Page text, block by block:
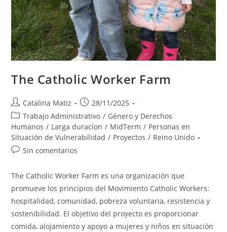
The Catholic Worker Farm
Autor
de
la
entrada:
Catalina Matiz
Publicación
de
la
entrada:
28/11/2025
Categoría
de
la
entrada:
Trabajo Administrativo / Género y Derechos
Humanos / Larga duracíon / MidTerm / Personas en
Situación de Vulnerabilidad / Proyectos / Reino Unido
Comentarios
la
Sin comentarios
The Catholic Worker Farm es una organización que
promueve los principios del Movimiento Catholic Workers:
hospitalidad, comunidad, pobreza voluntaria, resistencia y
sostenibilidad. El objetivo del proyecto es proporcionar
comida, alojamiento y apoyo a mujeres y niños en situación